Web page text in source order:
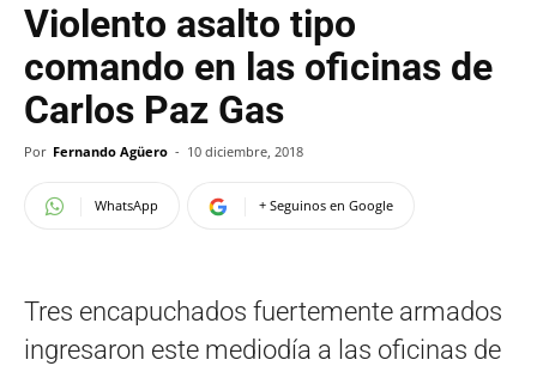
Violento asalto tipo
comando en las oficinas de
Carlos Paz Gas
Por Fernando Agüero - 10 diciembre, 2018
WhatsApp + Seguinos en Google
Tres encapuchados fuertemente armados
ingresaron este mediodía a las oficinas de